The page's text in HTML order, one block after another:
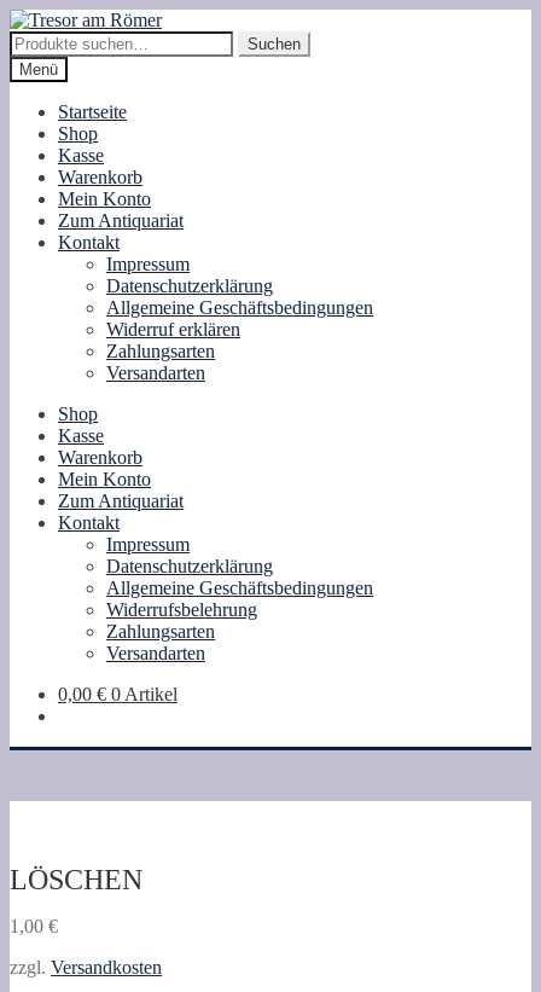
Zur
Navigation
springen
Zum
Inhalt
springen
Suche
nach:
Suchen
Menü
Startseite
Shop
Kasse
Warenkorb
Mein Konto
Zum Antiquariat
Kontakt
Impressum
Datenschutzerklärung
Allgemeine Geschäftsbedingungen
Widerruf erklären
Zahlungsarten
Versandarten
Shop
Kasse
Warenkorb
Mein Konto
Zum Antiquariat
Kontakt
Impressum
Datenschutzerklärung
Allgemeine Geschäftsbedingungen
Widerrufsbelehrung
Zahlungsarten
Versandarten
0,00 € 0 Artikel
LÖSCHEN
1,00 €
zzgl. Versandkosten